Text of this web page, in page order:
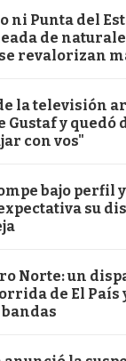
ni Punta del
de
revalorizan
la televisión
Gustaf y quedó
con vos"
bajo perfil
su
Norte: un
de El País